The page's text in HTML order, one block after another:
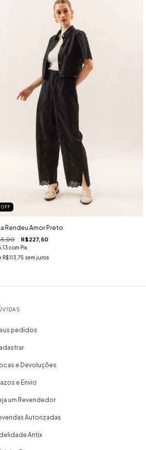
OFF
Rendeu Amor Preto
R$227,50
com Pix
R$113,75 sem juros
pedidos
e Devoluções
e Envio
um Revendedor
Autorizadas
Antix